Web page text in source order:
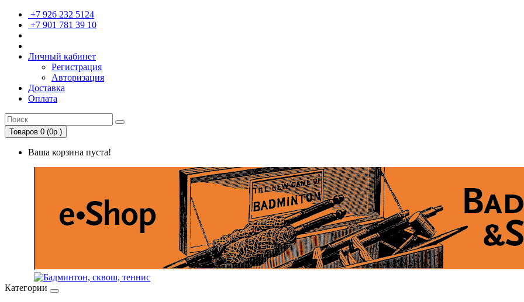
+7 926 232 5124
+7 901 781 39 10
Личный кабинет
Регистрация
Авторизация
Доставка
Оплата
Товаров 0 (0р.)
Ваша корзина пуста!
Категории